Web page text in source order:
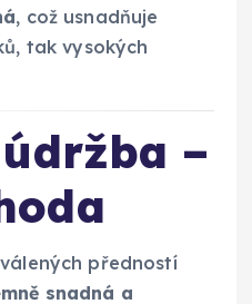
, což usnadňuje
tak vysokých
–
předností
snadná a